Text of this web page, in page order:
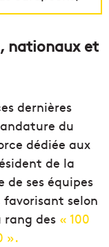
nationaux et
es dernières
du
dédiée aux
de la
de ses équipes
selon
rang des « 100
».